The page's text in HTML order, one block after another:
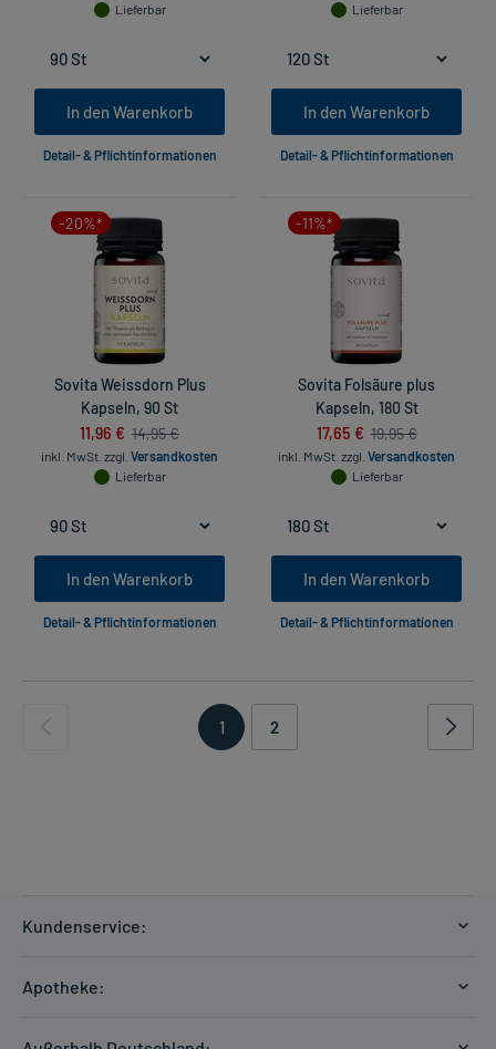
Lieferbar
In den Warenkorb
Detail- & Pflichtinformationen
Lieferbar
In den Warenkorb
Detail- & Pflichtinformationen
-20%*
Sovita Weissdorn Plus
Kapseln, 90 St
11,96 € 14,95 €
inkl. MwSt. zzgl. Versandkosten
Lieferbar
In den Warenkorb
Detail- & Pflichtinformationen
-11%*
Sovita Folsäure plus
Kapseln, 180 St
17,65 € 19,95 €
inkl. MwSt. zzgl. Versandkosten
Lieferbar
In den Warenkorb
Detail- & Pflichtinformationen
1 2
Kundenservice:
Zahlungsarten
Apotheke: